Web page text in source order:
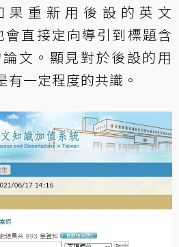
果重新用後設的英文
會直接定向導引到標題含
文。顯見對於後設的用
有一定程度的共識。